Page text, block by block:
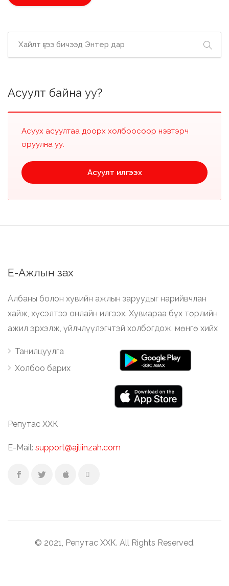
Асуулт байна уу?
Асуух асуултаа доорх холбоосоор нэвтэрч
оруулна уу.
Асуулт илгээх
Е-Ажлын зах
Албаны болон хувийн ажлын заруудыг нарийвчлан
хайж, хүсэлтээ онлайн илгээх. Хувиараа бүх төрлийн
ажил эрхэлж, үйлчлүүлэгчтэй холбогдож, мөнгө хийх
Танилцуулга
Холбоо барих
Репутас ХХК
E-Mail: support@ajliinzah.com
© 2021, Репутас ХХК. All Rights Reserved.